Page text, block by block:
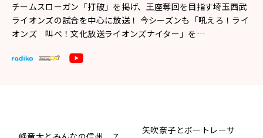
チームスローガン「打破」を掲げ、王座奪回を目指す埼玉西武
ライオンズの試合を中心に放送！ 今シーズンも「吼えろ！ライ
オンズ 叫べ！文化放送ライオンズナイター」を…
矢吹奈子とボートレーサ